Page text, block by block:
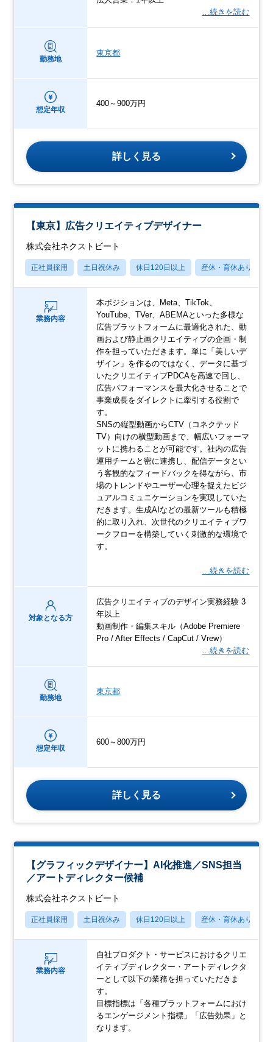
…続きを読む
勤務地
東京都
想定年収
400～900万円
詳しく見る
【東京】広告クリエイティブデザイナー
株式会社ネクストビート
正社員採用 土日祝休み 休日120日以上 産休・育休あり
業務内容
本ポジションは、Meta、TikTok、
YouTube、TVer、ABEMAといった多様な
広告プラットフォームに最適化された、動
画および静止画クリエイティブの企画・制
作を担っていただきます。単に「美しいデ
ザイン」を作るのではなく、データに基づ
いたクリエイティブPDCAを高速で回し、
広告パフォーマンスを最大化させることで
事業成長をダイレクトに牽引する役割で
す。
SNSの縦型動画からCTV（コネクテッド
TV）向けの横型動画まで、幅広いフォーマ
ットに携わることが可能です。社内の広告
運用チームと密に連携し、配信データとい
う客観的なフィードバックを得ながら、市
場のトレンドやユーザー心理を捉えたビジ
ュアルコミュニケーションを実現していた
だきます。生成AIなどの最新ツールも積極
的に取り入れ、次世代のクリエイティブワ
ークフローを構築していく刺激的な環境で
す。
…続きを読む
対象となる方
広告クリエイティブのデザイン実務経験 3
年以上
動画制作・編集スキル（Adobe Premiere
Pro / After Effects / CapCut / Vrew）
…続きを読む
勤務地
東京都
想定年収
600～800万円
詳しく見る
【グラフィックデザイナー】AI化推進／SNS担当
／アートディレクター候補
株式会社ネクストビート
正社員採用 土日祝休み 休日120日以上 産休・育休あり
業務内容
自社プロダクト・サービスにおけるクリエ
イティブディレクター・アートディレクタ
ーとして以下の業務を担っていただきま
す。
目標指標は「各種プラットフォームにおけ
るエンゲージメント指標」「広告効果」と
なります。